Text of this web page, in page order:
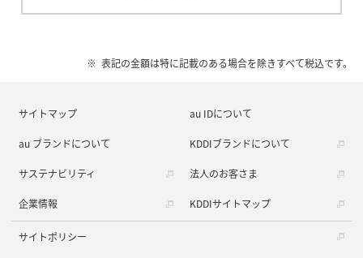
表記の金額は特に記載のある場合を除きすべて税込です。
サイトマップ au IDについて
au ブランドについて KDDIブランドについて
サステナビリティ 法人のお客さま
企業情報 KDDIサイトマップ
サイトポリシー